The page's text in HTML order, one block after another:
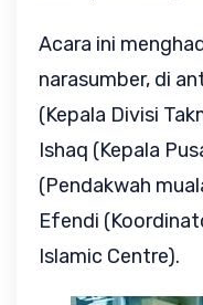
Acara ini
narasumber, di
(Kepala Divisi
Ishaq (Kepala
(Pendakwah
Efendi
Islamic Centre).